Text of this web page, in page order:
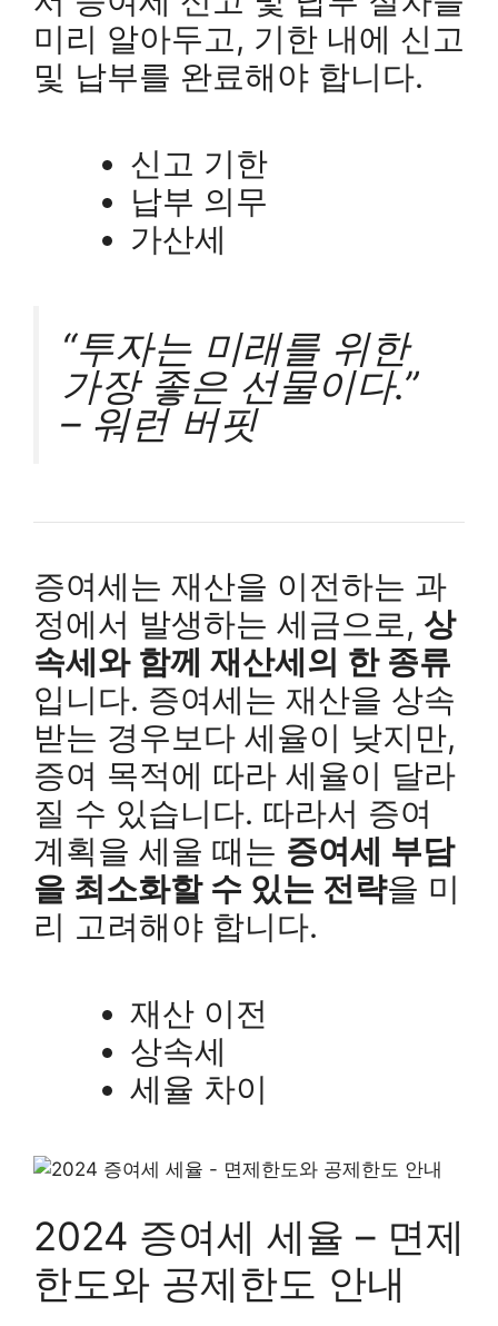
미리 알아두고, 기한 내에 신고
및 납부를 완료해야 합니다.
신고 기한
납부 의무
가산세
“투자는 미래를 위한
가장 좋은 선물이다.”
– 워런 버핏
증여세는 재산을 이전하는 과
정에서 발생하는 세금으로, 상
속세와 함께 재산세의 한 종류
입니다. 증여세는 재산을 상속
받는 경우보다 세율이 낮지만,
증여 목적에 따라 세율이 달라
질 수 있습니다. 따라서 증여
계획을 세울 때는 증여세 부담
을 최소화할 수 있는 전략을 미
리 고려해야 합니다.
재산 이전
상속세
세율 차이
2024 증여세 세율 – 면제
한도와 공제한도 안내